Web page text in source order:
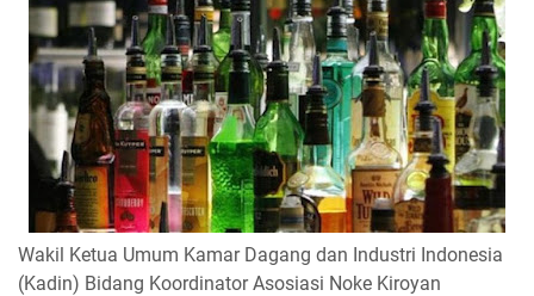
Wakil Ketua Umum Kamar Dagang dan Industri Indonesia
(Kadin) Bidang Koordinator Asosiasi Noke Kiroyan